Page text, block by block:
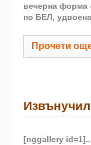
вечерна форма
по БЕЛ,
Прочети
[nggallery id=1]